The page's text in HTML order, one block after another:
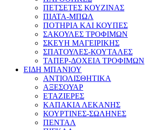
ΠΕΤΣΕΤΕΣ ΚΟΥΖΙΝΑΣ
ΠΙΑΤΑ-ΜΠΩΛ
ΠΟΤΗΡΙΑ ΚΑΙ ΚΟΥΠΕΣ
ΣΑΚΟΥΛΕΣ ΤΡΟΦΙΜΩΝ
ΣΚΕΥΗ ΜΑΓΕΙΡΙΚΗΣ
ΣΠΑΤΟΥΛΕΣ-ΚΟΥΤΑΛΕΣ
ΤΑΠΕΡ-ΔΟΧΕΙΑ ΤΡΟΦΙΜΩΝ
ΕΙΔΗ ΜΠΑΝΙΟΥ
ΑΝΤΙΟΛΙΣΘΗΤΙΚΑ
ΑΞΕΣΟΥΑΡ
ΕΤΑΖΙΕΡΕΣ
ΚΑΠΑΚΙΑ ΛΕΚΑΝΗΣ
ΚΟΥΡΤΙΝΕΣ-ΣΩΛΗΝΕΣ
ΠΕΝΤΑΛ